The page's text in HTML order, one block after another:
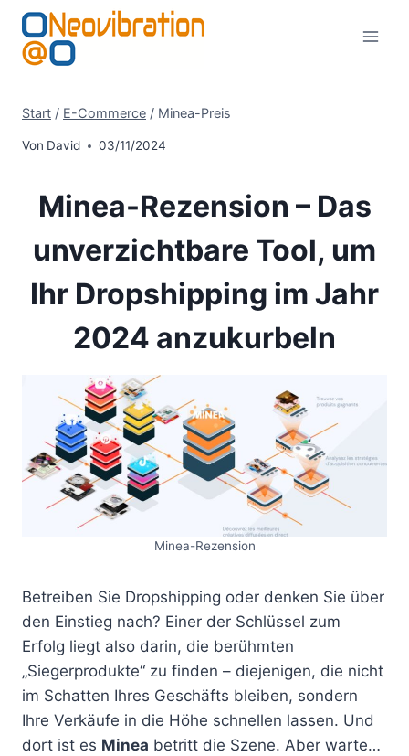
Zum
Inhalt
springen
Start / E-Commerce / Minea-Preis
Von David 03/11/2024
Minea-Rezension – Das
unverzichtbare Tool, um
Ihr Dropshipping im Jahr
2024 anzukurbeln
Minea-Rezension
Betreiben Sie Dropshipping oder denken Sie über
den Einstieg nach? Einer der Schlüssel zum
Erfolg liegt also darin, die berühmten
„Siegerprodukte“ zu finden – diejenigen, die nicht
im Schatten Ihres Geschäfts bleiben, sondern
Ihre Verkäufe in die Höhe schnellen lassen. Und
dort ist es Minea betritt die Szene. Aber warte…